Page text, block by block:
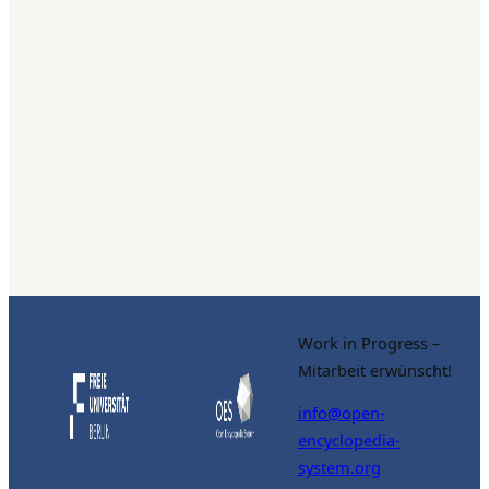
Work in Progress –
Mitarbeit erwünscht!
info@open-
encyclopedia-
system.org